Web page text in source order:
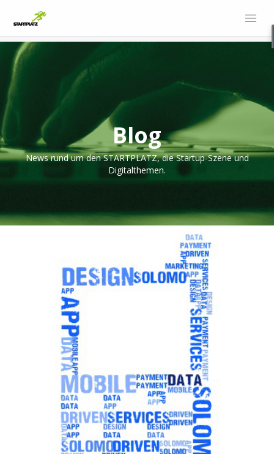
Blog
News rund um den STARTPLATZ, die Startup-Szene und
Digitalthemen.